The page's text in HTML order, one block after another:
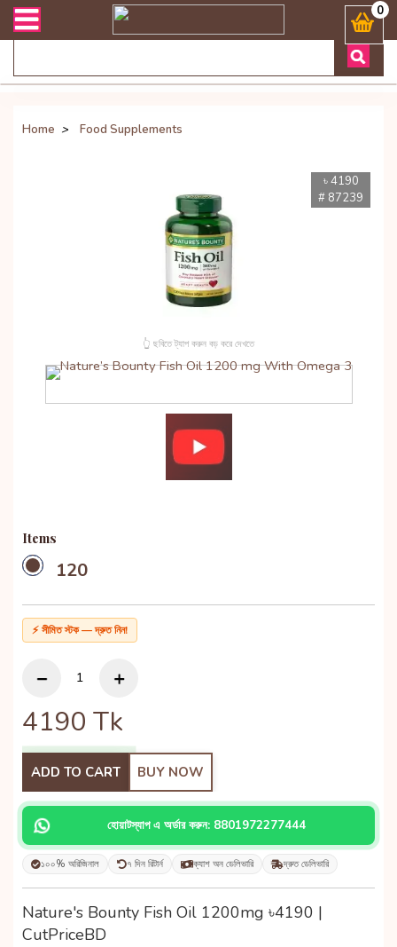
যেকোনো জিজ্ঞাসায় কল করুনঃ ( Whatsapp ) 8801972277444 0
Home > Food Supplements
৳ 4190
# 87239
👆 ছবিতে ট্যাপ করুন বড় করে দেখতে
Items
120
⚡ সীমিত স্টক — দ্রুত নিন!
4190 Tk
ADD TO CART BUY NOW
হোয়াটস্যাপ এ অর্ডার করুন: 8801972277444
১০০% অরিজিনাল ৭ দিন রিটার্ন ক্যাশ অন ডেলিভারি দ্রুত ডেলিভারি
Nature's Bounty Fish Oil 1200mg ৳4190 |
CutPriceBD